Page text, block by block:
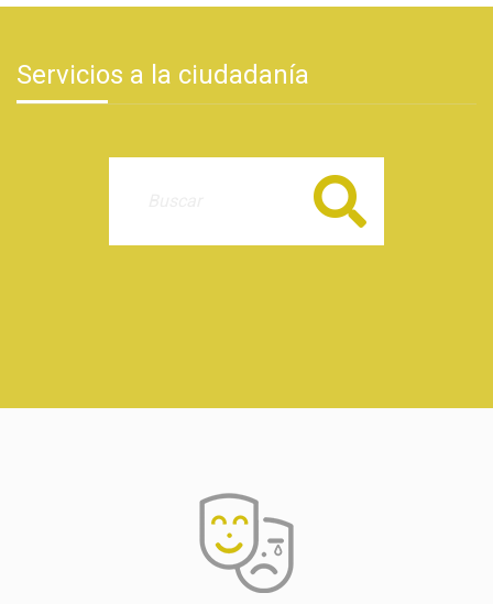
Servicios a la ciudadanía
Buscar